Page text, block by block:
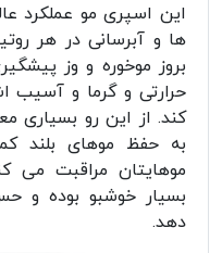
این اسپری مو عملکرد
ها و آبرسانی در هر
بروز موخوره و وز
حرارتی و گرما و آسیب
کند. از این رو بسیاری
به حفظ موهای بلند
موهایتان مراقبت می
بسیار خوشبو بوده و
دهد.